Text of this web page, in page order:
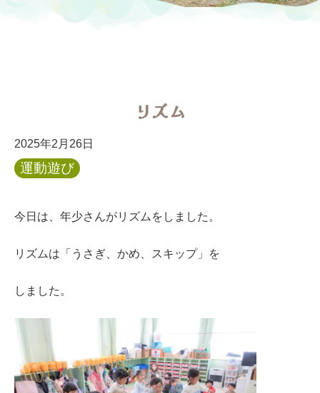
リズム
2025年2月26日
運動遊び
今日は、年少さんがリズムをしました。
リズムは「うさぎ、かめ、スキップ」を
しました。